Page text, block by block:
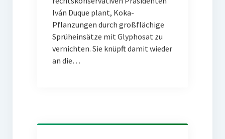
Iván Duque plant, Koka-
Pflanzungen durch großflächige
Sprüheinsätze mit Glyphosat zu
vernichten. Sie knüpft damit wieder
an die…